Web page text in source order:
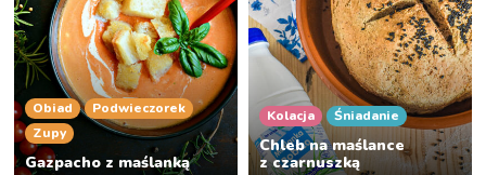
Obiad
Podwieczorek
Zupy
Gazpacho z maślanką
Kolacja Śniadanie
Chleb na maślance
z czarnuszką